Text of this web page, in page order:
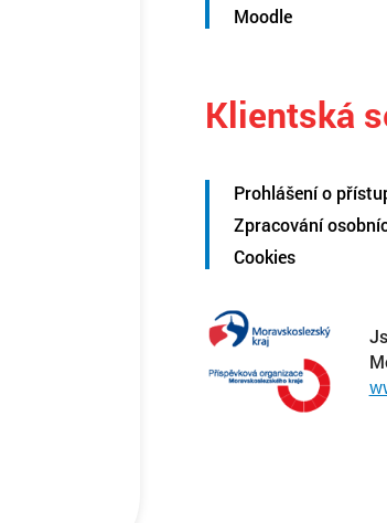
Moodle
Klientská
Prohlášení o
Zpracování
Cookies